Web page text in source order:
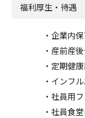
福利厚生・待遇
・企業内
・産前産
・定期健
・インフ
・社員用
・社員食